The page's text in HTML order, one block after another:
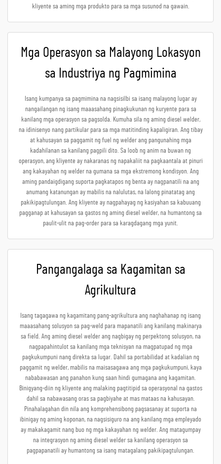
kliyente sa aming mga produkto para sa mga susunod na gawain.
Mga Operasyon sa Malayong Lokasyon
sa Industriya ng Pagmimina
Isang kumpanya sa pagmimina na nagsisilbi sa isang malayong lugar ay
nangailangan ng isang maaasahang pinagkukunan ng kuryente para sa
kanilang mga operasyon sa pagsolda. Kumuha sila ng aming diesel welder,
na idinisenyo nang partikular para sa mga matitinding kapaligiran. Ang tibay
at kahusayan sa paggamit ng fuel ng welder ang pangunahing mga
kadahilanan sa kanilang pagpili dito. Sa loob ng anim na buwan ng
operasyon, ang kliyente ay nakaranas ng napakaliit na pagkaantala at pinuri
ang kakayahan ng welder na gumana sa mga ekstremong kondisyon. Ang
aming pandaigdigang suporta pagkatapos ng benta ay nagpanatili na ang
anumang katanungan ay mabilis na nalulutas, na lalong pinatatag ang
pakikipagtulungan. Ang kliyente ay nagpahayag ng kasiyahan sa kabuuang
pagganap at kahusayan sa gastos ng aming diesel welder, na humantong sa
paulit-ulit na pag-order para sa karagdagang mga yunit.
Pangangalaga sa Kagamitan sa
Agrikultura
Isang tagagawa ng kagamitang pang-agrikultura ang naghahanap ng isang
maaasahang solusyon sa pag-weld para mapanatili ang kanilang makinarya
sa field. Ang aming diesel welder ang nagbigay ng perpektong solusyon, na
nagpapahintulot sa kanilang mga teknisyan na magpatupad ng mga
pagkukumpuni nang direkta sa lugar. Dahil sa portabilidad at kadalian ng
paggamit ng welder, mabilis na maisasagawa ang mga pagkukumpuni, kaya
nababawasan ang panahon kung saan hindi gumagana ang kagamitan.
Binigyang-diin ng kliyente ang malaking pagtitipid sa operasyonal na gastos
dahil sa nabawasang oras sa pagbiyahe at mas mataas na kahusayan.
Pinahalagahan din nila ang komprehensibong pagsasanay at suporta na
ibinigay ng aming koponan, na nagsisiguro na ang kanilang mga empleyado
ay makakagamit nang buo ng mga kakayahan ng welder. Ang matagumpay
na integrasyon ng aming diesel welder sa kanilang operasyon sa
pagpapanatili ay humantong sa isang matagalang pakikipagtulungan.